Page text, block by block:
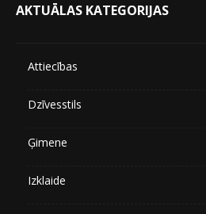
AKTUĀLAS KATEGORIJAS
Attiecības
Dzīvesstils
Ģimene
Izklaide